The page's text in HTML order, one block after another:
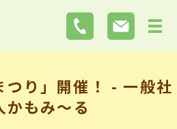
つり」開催！ - 一般社
かもみ～る